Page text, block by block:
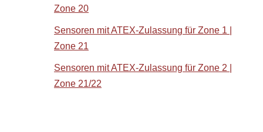
Zone 20
Sensoren mit ATEX-Zulassung für Zone 1 |
Zone 21
Sensoren mit ATEX-Zulassung für Zone 2 |
Zone 21/22